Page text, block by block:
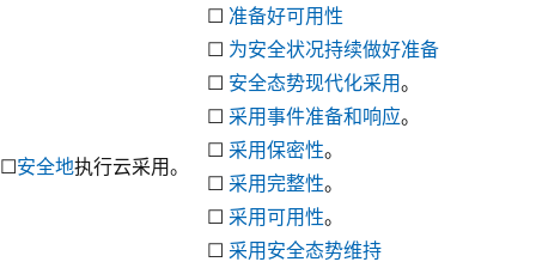
☐ 准备好可用性
☐ 为安全状况持续做好准备
☐安全地执行云采用。
☐ 安全态势现代化采用。
☐ 采用事件准备和响应。
☐ 采用保密性。
☐ 采用完整性。
☐ 采用可用性。
☐ 采用安全态势维持